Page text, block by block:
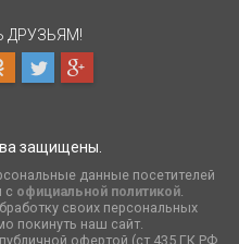
ДРУЗЬЯМ!
защищены.
данные посетителей
с официальной политикой.
своих персональных
покинуть наш сайт.
офертой (ст.435 ГК РФ,